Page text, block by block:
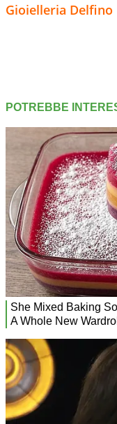
Gioielleria Delfino